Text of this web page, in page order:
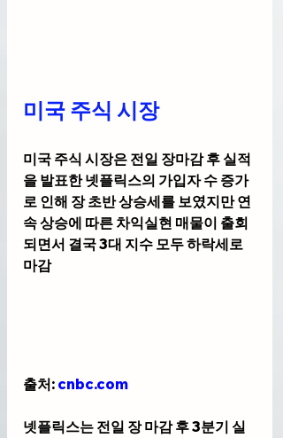
미국 주식 시장
미국 주식 시장은 전일 장마감 후 실적
을 발표한 넷플릭스의 가입자 수 증가
로 인해 장 초반 상승세를 보였지만 연
속 상승에 따른 차익실현 매물이 출회
되면서 결국 3대 지수 모두 하락세로
마감
출처: cnbc.com
넷플릭스는 전일 장 마감 후 3분기 실